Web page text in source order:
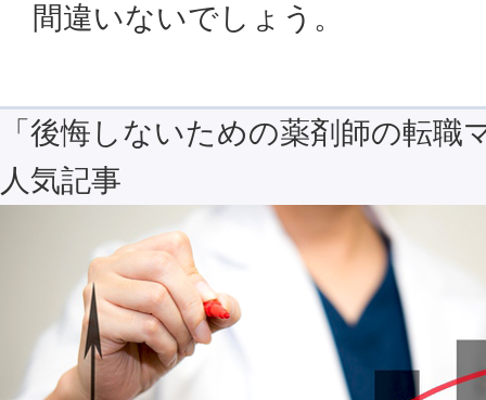
間違いないでしょう。
「後悔しないための薬剤師の転職
人気記事